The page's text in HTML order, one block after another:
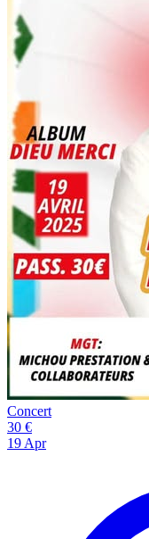
Concert
30 €
19 Apr